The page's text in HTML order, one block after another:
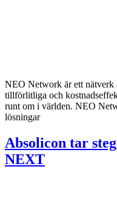
NEO Network är ett nätverk
tillförlitliga och
runt om i världen. NEO
lösningar
Absolicon tar
NEXT